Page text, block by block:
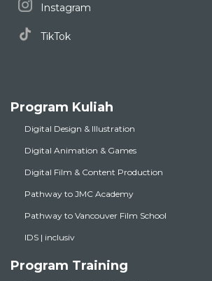
Instagram
TikTok
Program Kuliah
Digital Design & Illustration
Digital Animation & Games
Digital Film & Content Production
Pathway to JMC Academy
Pathway to Vancouver Film School
IDS | inclusiv
Program Training